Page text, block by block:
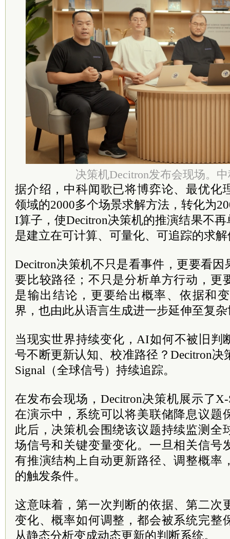
决策机Decitron发布会现场。
据介绍，中科闻歌已将博弈论、最优化
领域的2000多个场景求解方法，转化为
I算子，使Decitron决策机的推演结果不
是建立在可计算、可量化、可追踪的求
Decitron决策机不只是看事件，更要看
要比较路径；不只是分析单方行动，更
是输出结论，更要给出概率、依据和
界，也由此从语言生成进一步延伸至复
当现实世界持续变化，AI如何不被旧判
号不断更新认知、校准路径？Decitron
Signal（全球信号）持续追踪。
在发布会现场，Decitron决策机展示了
在演示中，系统可以将美联储降息议题
此后，决策机会围绕该议题持续监测全
场信号和关键变量变化。一旦相关信号
有推演结构上自动更新路径、调整概率
的触发条件。
这意味着，第一次判断的依据、第二次
变化、概率如何调整，都会被系统完整
从静态分析变成动态更新的判断系统。